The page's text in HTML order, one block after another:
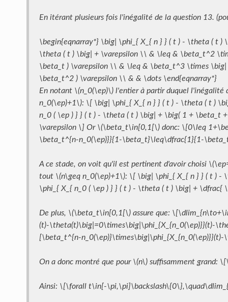
En itérant plusieurs fois l'inégalité de la question 13.
\begin{eqnarray*} \big| \phi_{ X_{ n } } ( t ) - \theta ( t
\theta ( t ) \big| + \varepsilon \\ & \leq & \beta_t^2
\beta_t ) \varepsilon \\ & \leq & \beta_t^3 \times
\beta_t^2 ) \varepsilon \\ & & \dots \end{eqnarray*}
En notant \(n_0(\ep)\) l'entier à partir duquel
n_0(\ep)+1\): \[ \big| \phi_{ X_{ n } } ( t ) - \theta ( t )
n_0 ( \ep ) } } ( t ) - \theta ( t ) \big| + \big( 1 + \beta_t
\varepsilon \] Or \(\beta_t\in[0,1[\) donc: \[0\leq
\beta_t^{n-n_0(\ep)}}{1-\beta_t}\leq\dfrac{1}{1-
A ce stade, on voit qu'il est pertinent d'avoir choisi
tout \(n\geq n_0(\ep)+1\): \[ \big| \phi_{ X_{ n } } ( t )
\phi_{ X_{ n_0 ( \ep ) } } ( t ) - \theta ( t ) \big| + \dfrac{
De plus, \(\beta_t\in[0,1[\) assure que:
(t)-\theta(t)\big|=0\times\big|\phi_{X_{n_0(\ep)}}(t)-
[\beta_t^{n-
On a donc montré que pour \(n\) suffisamment
Ainsi: \[\forall t\in[-